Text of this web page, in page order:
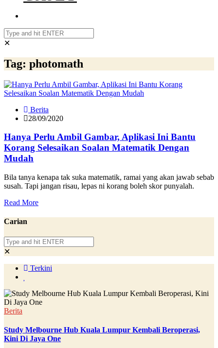
✕
Tag: photomath
Berita
28/09/2020
Hanya Perlu Ambil Gambar, Aplikasi Ini Bantu
Korang Selesaikan Soalan Matematik Dengan
Mudah
Bila tanya kenapa tak suka matematik, ramai yang akan jawab sebab
susah. Tapi jangan risau, lepas ni korang boleh skor punyalah.
Read More
Carian
✕
Terkini
Berita
Study Melbourne Hub Kuala Lumpur Kembali Beroperasi,
Kini Di Jaya One